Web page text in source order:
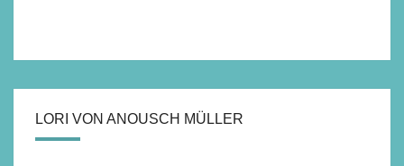
LORI VON ANOUSCH MÜLLER